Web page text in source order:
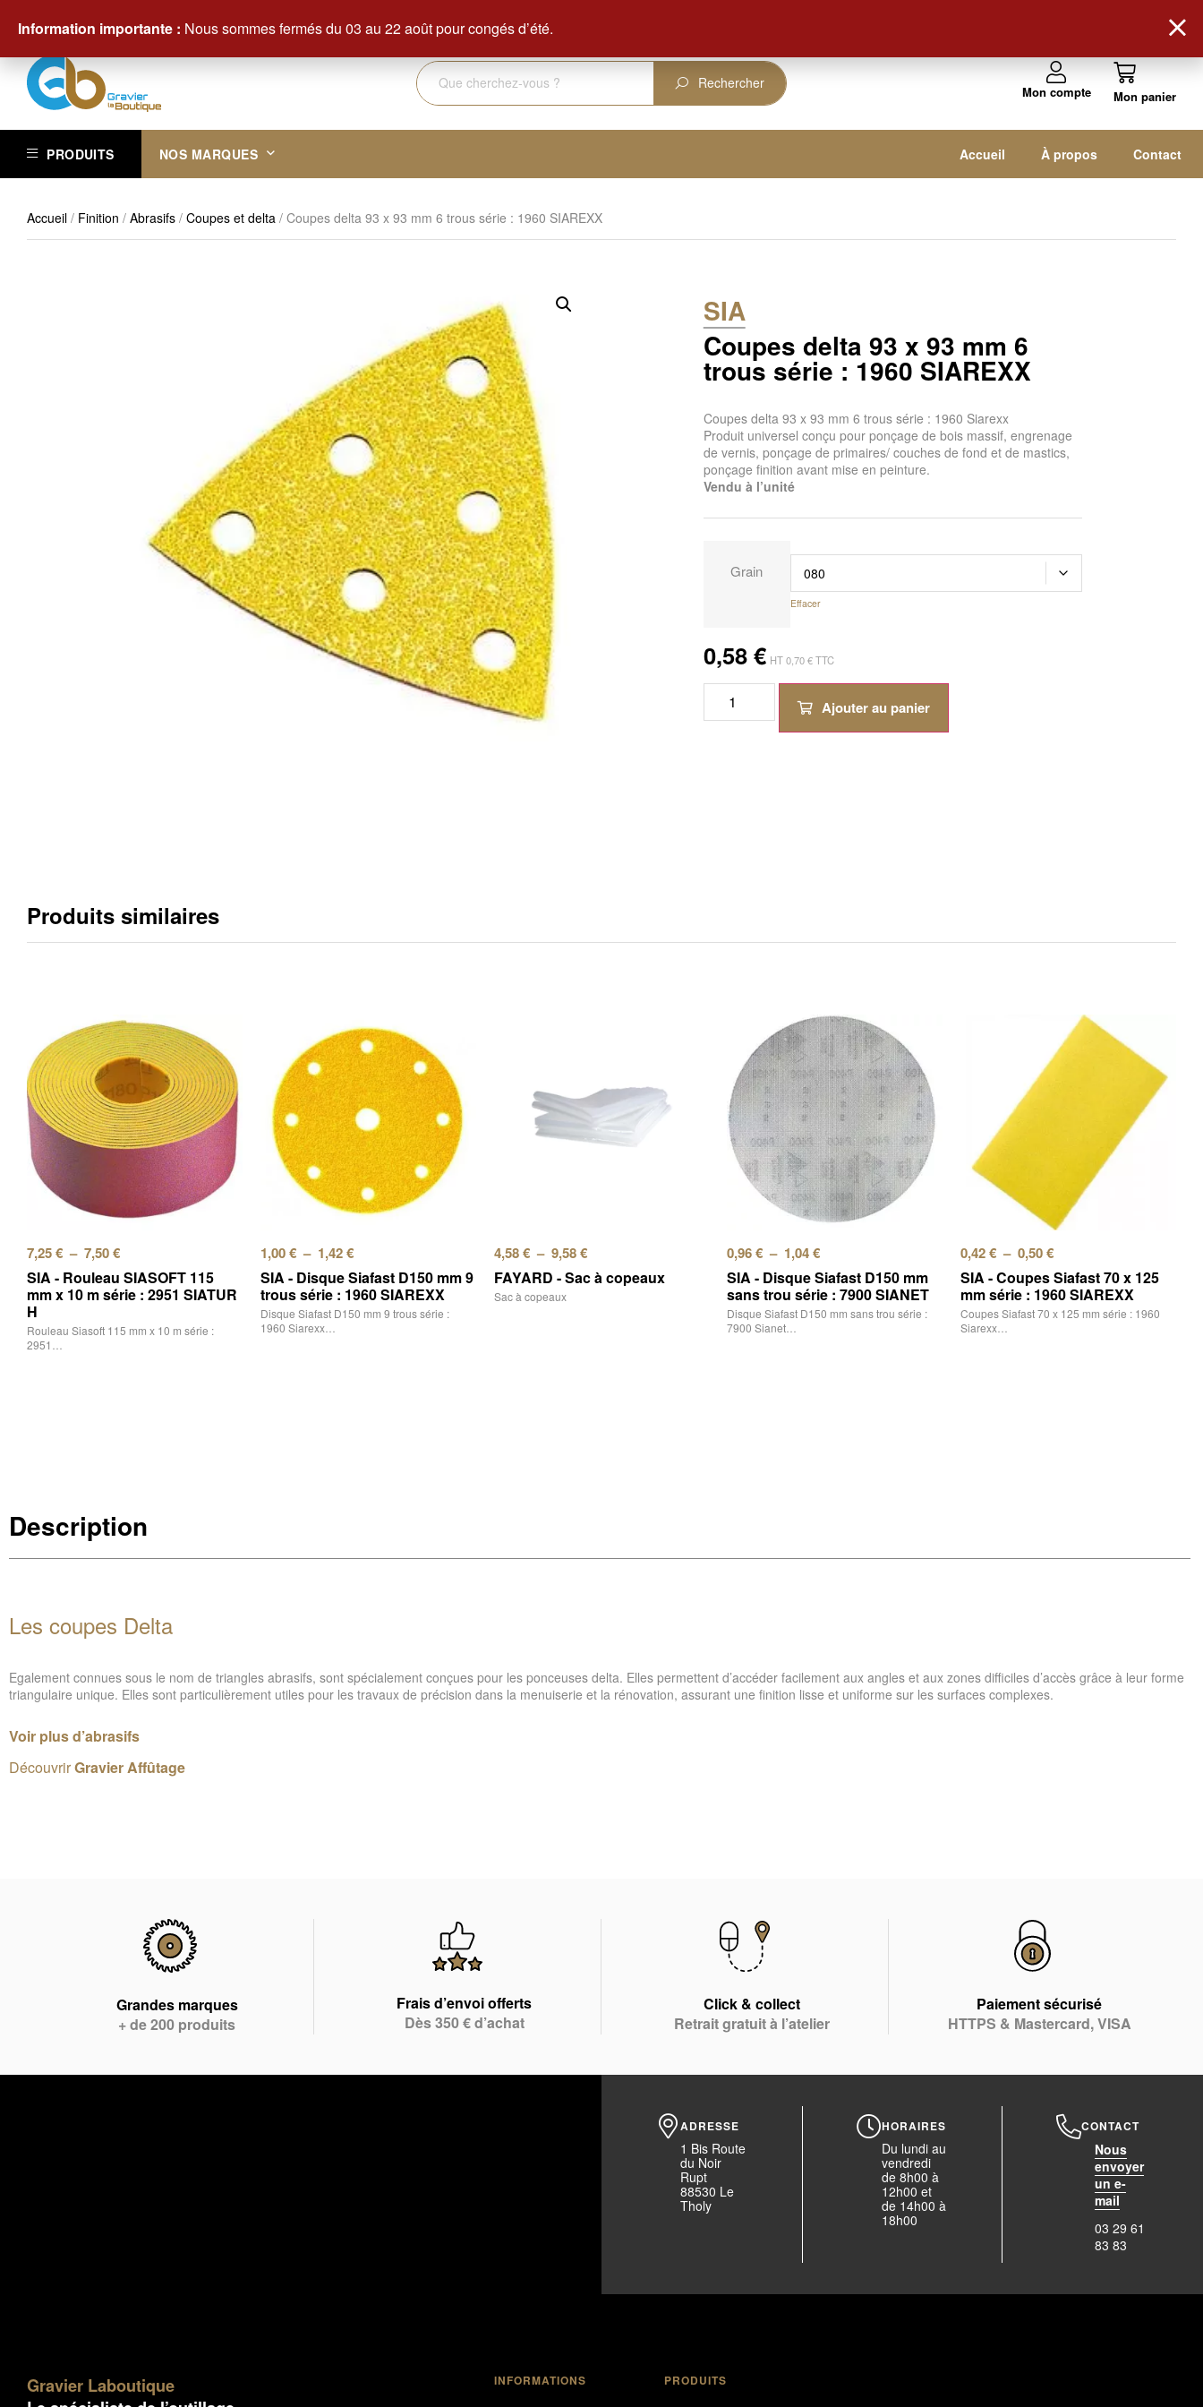
ENVOI GRATUIT DÈS 350 € D'ACHAT
Rechercher Mon compte
PRODUITS NOS MARQUES Accueil À propos Contact
Accueil / Finition / Abrasifs / Coupes et delta / Coupes delta 93 x 93 mm 6 trous série : 1960 SIAREXX
SIA
Coupes delta 93 x 93 mm 6
trous série : 1960 SIAREXX
Coupes delta 93 x 93 mm 6 trous série : 1960 Siarexx
Produit universel conçu pour ponçage de bois massif, engrenage
de vernis, ponçage de primaires/ couches de fond et de mastics,
ponçage finition avant mise en peinture.
Vendu à l’unité
Grain
Effacer
0,58€ HT0,70€TTC
Ajouter au panier
Produits similaires
7,25€ – 7,50€
SIA - Rouleau SIASOFT 115
mm x 10 m série : 2951 SIATUR
H
Rouleau Siasoft 115 mm x 10 m série :
2951…
1,00€ – 1,42€
SIA - Disque Siafast D150 mm 9
trous série : 1960 SIAREXX
Disque Siafast D150 mm 9 trous série :
1960 Siarexx…
4,58€ – 9,58€
FAYARD - Sac à copeaux
Sac à copeaux
0,96€ – 1,04€
SIA - Disque Siafast D150 mm
sans trou série : 7900 SIANET
Disque Siafast D150 mm sans trou série :
7900 Sianet…
0,42€ – 0,50€
SIA - Coupes Siafast 70 x 125
mm série : 1960 SIAREXX
Coupes Siafast 70 x 125 mm série : 1960
Siarexx…
Description
Les coupes Delta
Egalement connues sous le nom de triangles abrasifs, sont spécialement conçues pour les ponceuses delta. Elles permettent d’accéder facilement aux angles et aux zones difficiles d’accès grâce à leur forme
triangulaire unique. Elles sont particulièrement utiles pour les travaux de précision dans la menuiserie et la rénovation, assurant une finition lisse et uniforme sur les surfaces complexes.
Voir plus d’abrasifs
DécouvrirGravier Affûtage
Grandes marques
+ de 200 produits
Frais d’envoi offerts
Dès 350 € d’achat
Click & collect
Retrait gratuit à l’atelier
Paiement sécurisé
HTTPS & Mastercard, VISA
ADRESSE
1 Bis Route
du Noir
Rupt
88530 Le
Tholy
HORAIRES
Du lundi au
vendredi
de 8h00 à
12h00 et
de 14h00 à
18h00
CONTACT
Nous
envoyer
un e-
mail
03 29 61
83 83
Gravier Laboutique
INFORMATIONS PRODUITS
Information importante : Nous sommes fermés du 03 au 22 août pour congés d’été.